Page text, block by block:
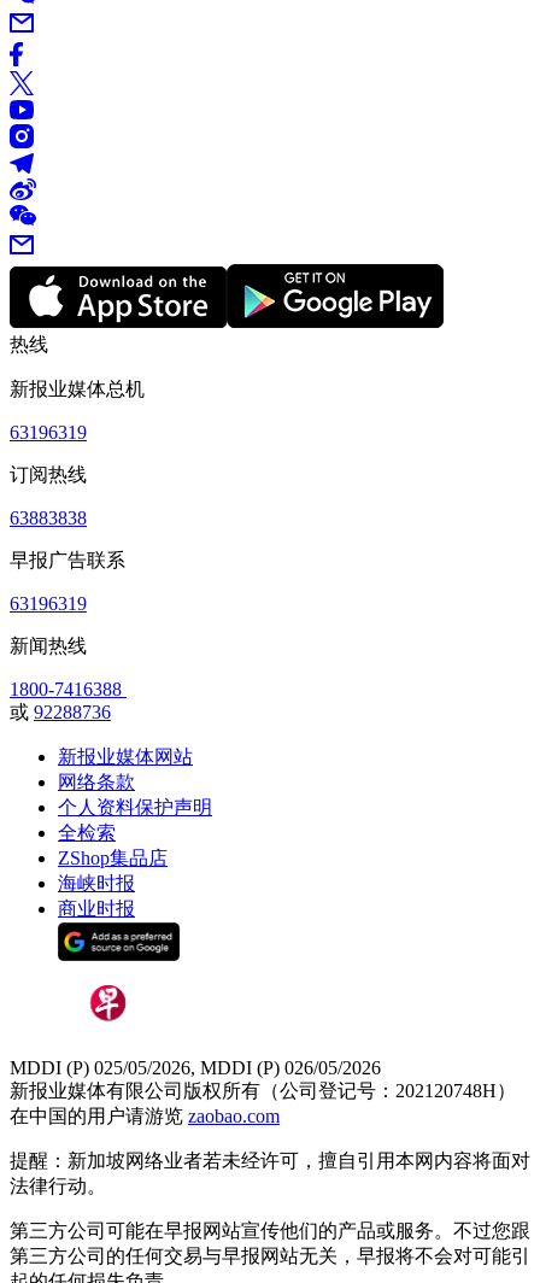
热线
新报业媒体总机
63196319
订阅热线
63883838
早报广告联系
63196319
新闻热线
1800-7416388
或 92288736
新报业媒体网站
网络条款
个人资料保护声明
全检索
ZShop集品店
海峡时报
商业时报
MDDI (P) 025/05/2026, MDDI (P) 026/05/2026
新报业媒体有限公司版权所有（公司登记号：202120748H）
在中国的用户请游览 zaobao.com
提醒：新加坡网络业者若未经许可，擅自引用本网内容将面对
法律行动。
第三方公司可能在早报网站宣传他们的产品或服务。不过您跟
第三方公司的任何交易与早报网站无关，早报将不会对可能引